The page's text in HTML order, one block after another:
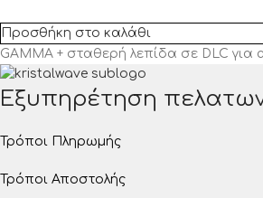
Προσθήκη στο καλάθι
GAMMA + σταθερή λεπίδα σε DLC για
Εξυπηρέτηση
Τρόποι Πληρωμής
Τρόποι Αποστολής